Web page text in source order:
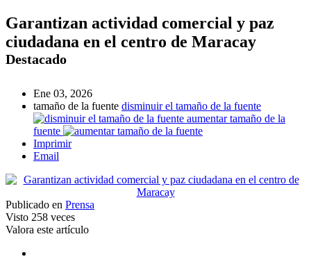
Garantizan actividad comercial y paz
ciudadana en el centro de Maracay
Destacado
Ene 03, 2026
tamaño de la fuente disminuir el tamaño de la fuente
aumentar tamaño de la
fuente
Imprimir
Email
Publicado en Prensa
Visto 258 veces
Valora este artículo